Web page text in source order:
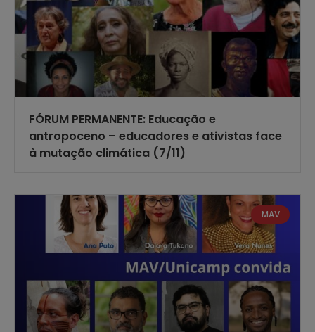
FÓRUM PERMANENTE: Educação e
antropoceno – educadores e ativistas face
à mutação climática (7/11)
MAV